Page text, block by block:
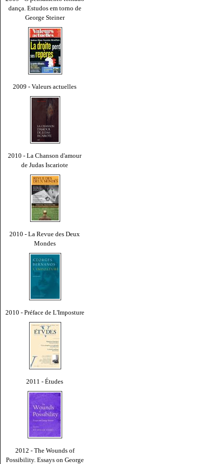
dança. Estudos em torno de
George Steiner
2009 - Valeurs actuelles
2010 - La Chanson d'amour
de Judas Iscariote
2010 - La Revue des Deux
Mondes
2010 - Préface de L'Imposture
2011 - Études
2012 - The Wounds of
Possibility. Essays on George